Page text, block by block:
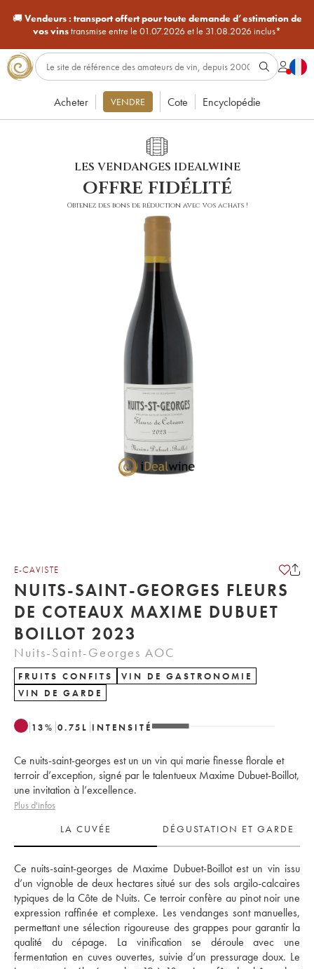
🚚Vendeurs : transport offert pour toute demande d’estimation de
vos vinstransmise entre le 01.07.2026 et le 31.08.2026 inclus*
Acheter VENDRE Cote Encyclopédie
LES VENDANGES IDEALWINE
offre fidélité
Obtenez des bons de réduction avec vos achats !
E-CAVISTE
NUITS-SAINT-GEORGES FLEURS
DE COTEAUX MAXIME DUBUET
BOILLOT 2023
Nuits-Saint-Georges AOC
FRUITS CONFITS
VIN DE GASTRONOMIE
VIN DE GARDE
13% 0.75 L INTENSITÉ
Ce nuits-saint-georges est un un vin qui marie finesse florale et
terroir d’exception, signé par le talentueux Maxime Dubuet-Boillot,
une invitation à l’excellence.
Plus d'infos
LA CUVÉE
DÉGUSTATION ET GARDE
Ce nuits-saint-georges de Maxime Dubuet-Boillot est un vin issu
d’un vignoble de deux hectares situé sur des sols argilo-calcaires
typiques de la Côte de Nuits. Ce terroir confère au pinot noir une
expression raffinée et complexe. Les vendanges sont manuelles,
permettant une sélection rigoureuse des grappes pour garantir la
qualité du cépage. La vinification se déroule avec une
fermentation en cuves ouvertes, suivie d’un pressurage doux. Le